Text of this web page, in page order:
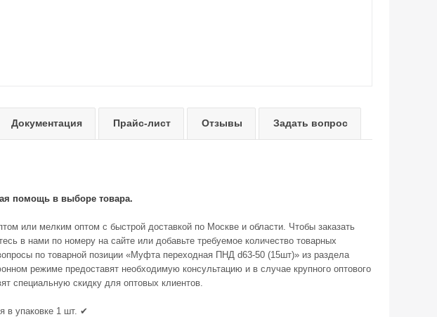
Документация Прайс-лист Отзывы Задать вопрос
помощь в выборе товара.
или мелким оптом с быстрой доставкой по Москве и области. Чтобы заказать
в нами по номеру на сайте или добавьте требуемое количество товарных
по товарной позиции «Муфта переходная ПНД d63-50 (15шт)» из раздела
режиме предоставят необходимую консультацию и в случае крупного оптового
специальную скидку для оптовых клиентов.
в упаковке 1 шт. ✔